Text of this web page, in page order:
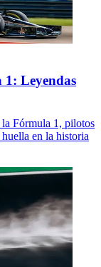
1: Leyendas
Fórmula 1, pilotos
en la historia